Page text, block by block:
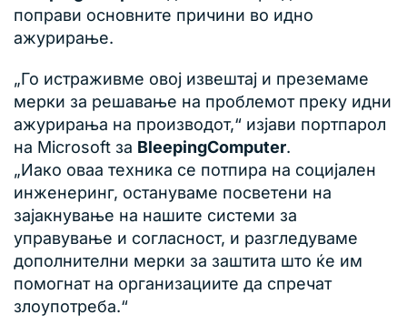
поправи основните причини во идно
ажурирање.
„Го истраживме овој извештај и преземаме
мерки за решавање на проблемот преку идни
ажурирања на производот,“ изјави портпарол
на Microsoft за BleepingComputer.
„Иако оваа техника се потпира на социјален
инженеринг, остануваме посветени на
зајакнување на нашите системи за
управување и согласност, и разгледуваме
дополнителни мерки за заштита што ќе им
помогнат на организациите да спречат
злоупотреба.“